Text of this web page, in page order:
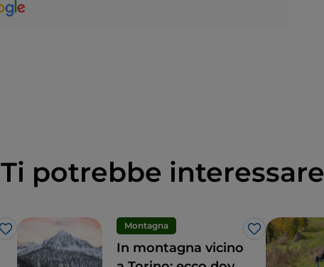
Ti potrebbe interessare
Like
Montagna
Like
In montagna vicino